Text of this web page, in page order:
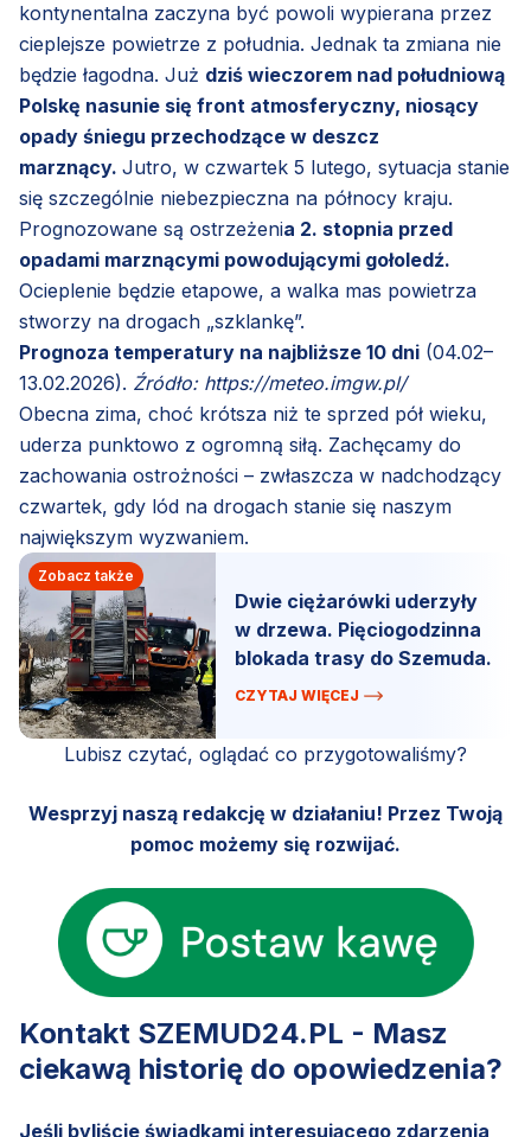
kontynentalna zaczyna być powoli wypierana przez
cieplejsze powietrze z południa. Jednak ta zmiana nie
będzie łagodna. Już dziś wieczorem nad południową
Polskę nasunie się front atmosferyczny, niosący
opady śniegu przechodzące w deszcz
marznący. Jutro, w czwartek 5 lutego, sytuacja stanie
się szczególnie niebezpieczna na północy kraju.
Prognozowane są ostrzeżenia 2. stopnia przed
opadami marznącymi powodującymi gołoledź.
Ocieplenie będzie etapowe, a walka mas powietrza
stworzy na drogach „szklankę”.
Prognoza temperatury na najbliższe 10 dni (04.02–
13.02.2026). Źródło: https://meteo.imgw.pl/
Obecna zima, choć krótsza niż te sprzed pół wieku,
uderza punktowo z ogromną siłą. Zachęcamy do
zachowania ostrożności – zwłaszcza w nadchodzący
czwartek, gdy lód na drogach stanie się naszym
największym wyzwaniem.
Zobacz także
Dwie ciężarówki uderzyły
w drzewa. Pięciogodzinna
blokada trasy do Szemuda.
CZYTAJ WIĘCEJ
Lubisz czytać, oglądać co przygotowaliśmy?
Wesprzyj naszą redakcję w działaniu! Przez Twoją
pomoc możemy się rozwijać.
Kontakt SZEMUD24.PL - Masz
ciekawą historię do opowiedzenia?
Jeśli byliście świadkami interesującego zdarzenia